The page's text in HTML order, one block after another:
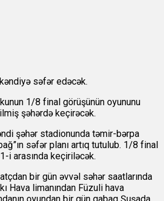
səfər edəcək.
1/8 final görüşünün oyununu
şəhərdə keçirəcək.
şəhər stadionunda təmir-bərpa
səfər planı artıq tutulub. 1/8 final
i arasında keçiriləcək.
bir gün əvvəl səhər saatlarında
Hava limanından Füzuli hava